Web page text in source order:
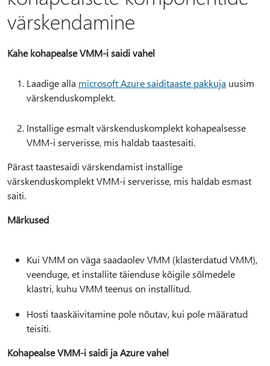
värskendamine
Kahe kohapealse VMM-i saidi vahel
Laadige alla microsoft Azure saiditaaste pakkuja uusim
värskenduskomplekt.
Installige esmalt värskenduskomplekt kohapealsesse
VMM-i serverisse, mis haldab taastesaiti.
Pärast taastesaidi värskendamist installige
värskenduskomplekt VMM-i serverisse, mis haldab esmast
saiti.
Märkused
Kui VMM on väga saadaolev VMM (klasterdatud VMM),
veenduge, et installite täienduse kõigile sõlmedele
klastri, kuhu VMM teenus on installitud.
Hosti taaskäivitamine pole nõutav, kui pole määratud
teisiti.
Kohapealse VMM-i saidi ja Azure vahel